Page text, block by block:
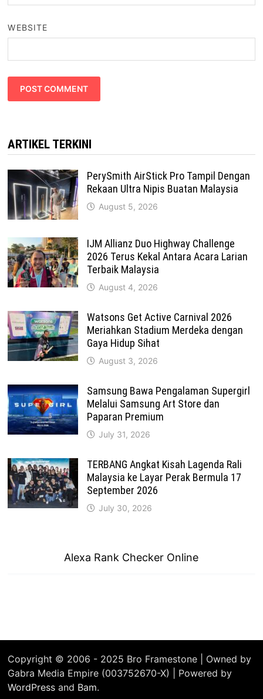
WEBSITE
ARTIKEL TERKINI
PerySmith AirStick Pro Tampil Dengan
Rekaan Ultra Nipis Buatan Malaysia
August 5, 2026
IJM Allianz Duo Highway Challenge
2026 Terus Kekal Antara Acara Larian
Terbaik Malaysia
August 4, 2026
Watsons Get Active Carnival 2026
Meriahkan Stadium Merdeka dengan
Gaya Hidup Sihat
August 3, 2026
Samsung Bawa Pengalaman Supergirl
Melalui Samsung Art Store dan
Paparan Premium
July 31, 2026
TERBANG Angkat Kisah Lagenda Rali
Malaysia ke Layar Perak Bermula 17
September 2026
July 30, 2026
Alexa Rank Checker Online